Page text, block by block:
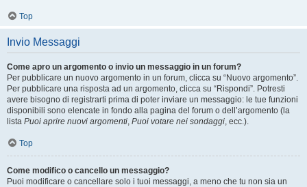
Top
Invio Messaggi
Come apro un argomento o invio un messaggio in un forum?
Per pubblicare un nuovo argomento in un forum, clicca su “Nuovo argomento”.
Per pubblicare una risposta ad un argomento, clicca su “Rispondi”. Potresti
avere bisogno di registrarti prima di poter inviare un messaggio: le tue funzioni
disponibili sono elencate in fondo alla pagina del forum o dell’argomento (la
lista Puoi aprire nuovi argomenti, Puoi votare nei sondaggi, ecc.).
Top
Come modifico o cancello un messaggio?
Puoi modificare o cancellare solo i tuoi messaggi, a meno che tu non sia un